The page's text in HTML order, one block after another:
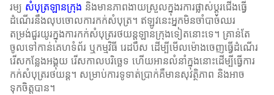
រម្យ សំបុត្រឡានក្រុង និងមានភាពងាយស្រួលក្នុងរការផ្លាស់ប្ដូរជើងធ្វើ
ដំណើរនឹងលុបចោលការកក់សំបុត្រ។ ឥឡូវនេះអ្នកមិនចាំបាច់ឈរ
តម្រង់ជួរយូរក្នុងការកក់សំបុត្ររថយន្តឡានក្រុងទៀតនោះទេ។ គ្រាន់តែ
ចូលទៅកាន់គេហទំព័រ ឬកម្មវិធី រេដបឹស ដើម្បីមើលម៉ោងចេញធ្វើដំណើរ
រើសកន្លែងអង្គុយ រើសកាលបរិច្ឆេទ ហើយអានលំនាំក្នុងនោះដើម្បីធ្វើការ
កក់សំបុត្ររថយន្ត។ សម្រាប់ការទូទាត់ប្រាក់គឺមានសុវត្ថិភាព និងអាច
ទុកចិត្តបាន។